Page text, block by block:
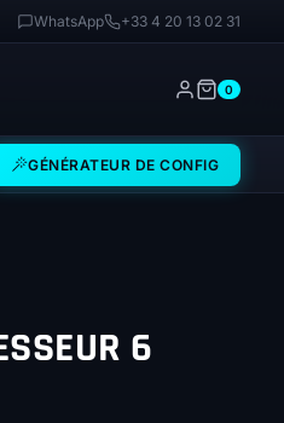
WhatsApp +33 4 20 13 02 31
0
GÉNÉRATEUR DE CONFIG
6